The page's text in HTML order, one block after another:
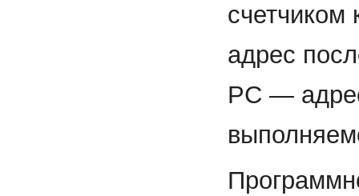
счетчиком
адрес
PC —